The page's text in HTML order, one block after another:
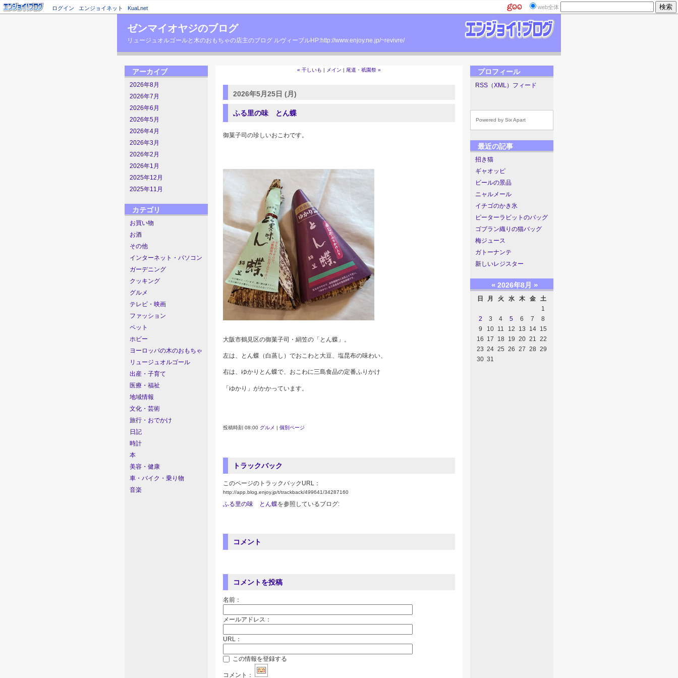
ログイン エンジョイネット KuaLnet web全体
ゼンマイオヤジのブログ
リュージュオルゴールと木のおもちゃの店主のブログ ルヴィーブルHP:http://www.enjoy.ne.jp/~revivre/
アーカイブ
2026年8月
2026年7月
2026年6月
2026年5月
2026年4月
2026年3月
2026年2月
2026年1月
2025年12月
2025年11月
カテゴリ
お買い物
お酒
その他
インターネット・パソコン
ガーデニング
クッキング
グルメ
テレビ・映画
ファッション
ペット
ホビー
ヨーロッパの木のおもちゃ
リュージュオルゴール
出産・子育て
医療・福祉
地域情報
文化・芸術
旅行・おでかけ
日記
時計
本
美容・健康
車・バイク・乗り物
音楽
« 干しいも | メイン | 尾道・祇園祭 »
2026年5月25日 (月)
ふる里の味 とん蝶
御菓子司の珍しいおこわです。
大阪市鶴見区の御菓子司・絹笠の「とん蝶」。
左は、とん蝶（白蒸し）でおこわと大豆、塩昆布の味わい、
右は、ゆかりとん蝶で、おこわに三島食品の定番ふりかけ
「ゆかり」がかかっています。
投稿時刻 08:00 グルメ | 個別ページ
トラックバック
このページのトラックバックURL：
http://app.blog.enjoy.jp/t/trackback/499641/34287160
ふる里の味 とん蝶を参照しているブログ:
コメント
コメントを投稿
名前：
メールアドレス：
URL：
この情報を登録する
コメント：
プロフィール
RSS（XML）フィード
Powered by Six Apart
最近の記事
招き猫
ギャオッピ
ビールの景品
ニャルメール
イチゴのかき氷
ピーターラビットのバッグ
ゴブラン織りの猫バッグ
梅ジュース
ガトーナンテ
新しいレジスター
« 2026年8月 »
日 月 火 水 木 金
土
1
2
3 4 5 6 7
8
9
10 11 12 13 14
15
16 17 18 19 20 21 22
23 24 25 26 27 28 29
30 31